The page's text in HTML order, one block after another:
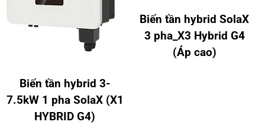
Biến tần hybrid 3-
7.5kW 1 pha SolaX (X1
HYBRID G4)
Biến tần hybrid SolaX
3 pha_X3 Hybrid G4
(Áp cao)